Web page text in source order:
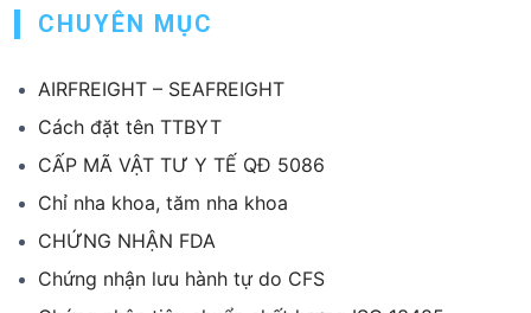
CHUYÊN MỤC
AIRFREIGHT – SEAFREIGHT
Cách đặt tên TTBYT
CẤP MÃ VẬT TƯ Y TẾ QĐ 5086
Chỉ nha khoa, tăm nha khoa
CHỨNG NHẬN FDA
Chứng nhận lưu hành tự do CFS